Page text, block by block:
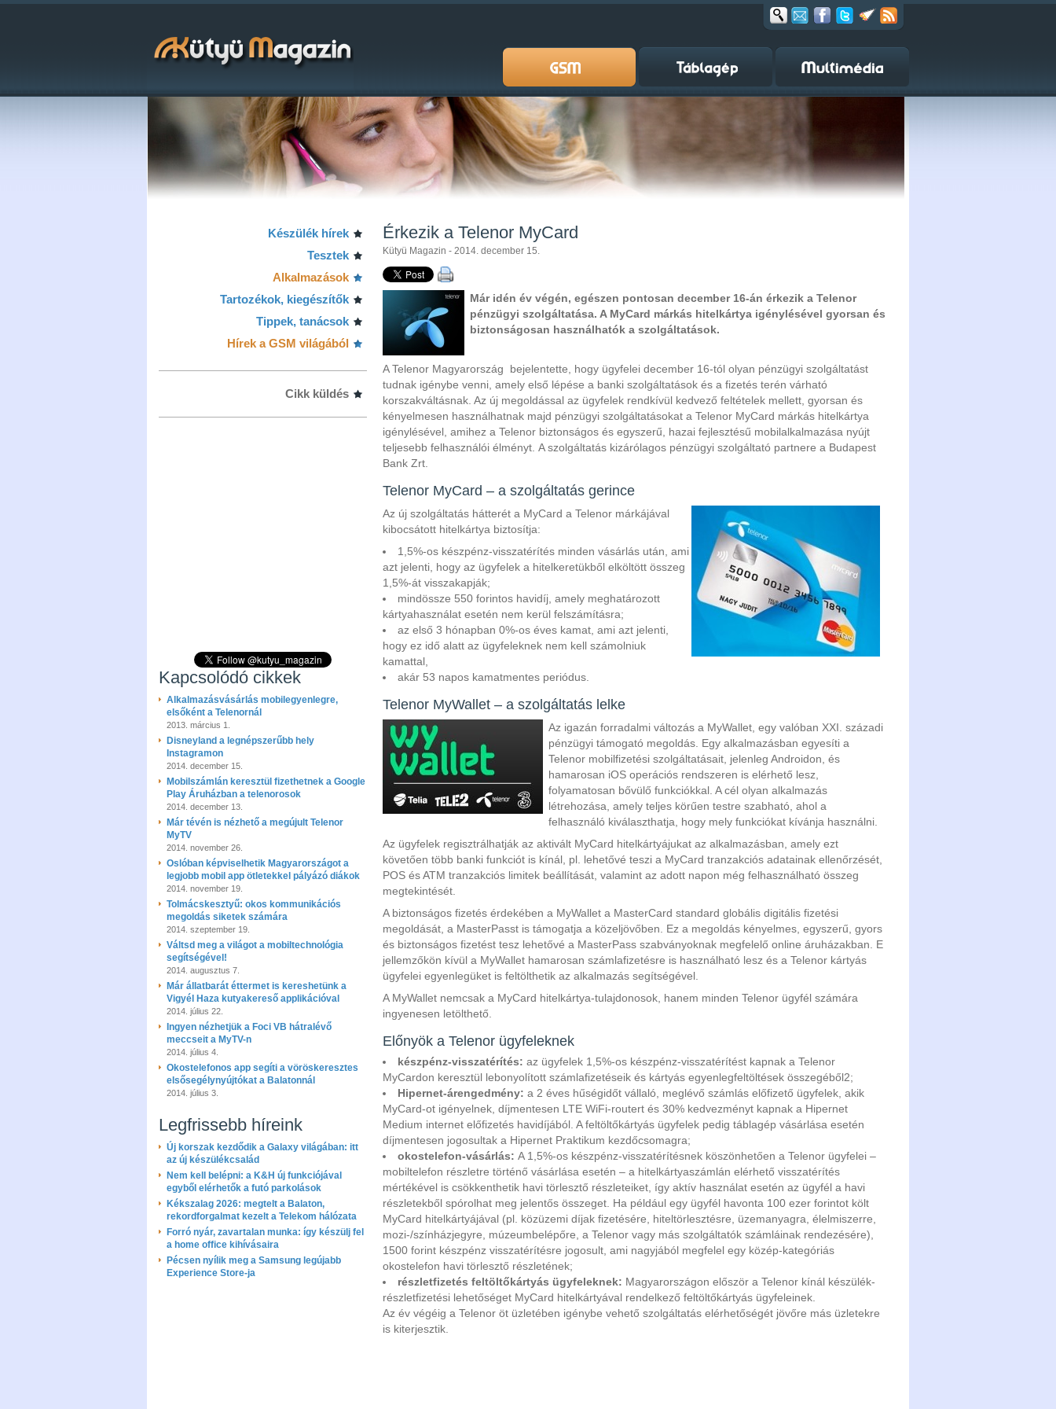
Készülék hírek
Tesztek
Alkalmazások
Tartozékok, kiegészítők
Tippek, tanácsok
Hírek a GSM világából
Cikk küldés
Kapcsolódó cikkek
Alkalmazásvásárlás mobilegyenlegre,
elsőként a Telenornál
2013. március 1.
Disneyland a legnépszerűbb hely
Instagramon
2014. december 15.
Mobilszámlán keresztül fizethetnek a Google
Play Áruházban a telenorosok
2014. december 13.
Már tévén is nézhető a megújult Telenor
MyTV
2014. november 26.
Oslóban képviselhetik Magyarországot a
legjobb mobil app ötletekkel pályázó diákok
2014. november 19.
Tolmácskesztyű: okos kommunikációs
megoldás siketek számára
2014. szeptember 19.
Váltsd meg a világot a mobiltechnológia
segítségével!
2014. augusztus 7.
Már állatbarát éttermet is kereshetünk a
Vigyél Haza kutyakereső applikációval
2014. július 22.
Ingyen nézhetjük a Foci VB hátralévő
meccseit a MyTV-n
2014. július 4.
Okostelefonos app segíti a vöröskeresztes
elsősegélynyújtókat a Balatonnál
2014. július 3.
Legfrissebb híreink
Új korszak kezdődik a Galaxy világában: itt
az új készülékcsalád
Nem kell belépni: a K&H új funkciójával
egyből elérhetők a futó parkolások
Kékszalag 2026: megtelt a Balaton,
rekordforgalmat kezelt a Telekom hálózata
Forró nyár, zavartalan munka: így készülj fel
a home office kihívásaira
Pécsen nyílik meg a Samsung legújabb
Experience Store-ja
Érkezik a Telenor MyCard
Kütyü Magazin - 2014. december 15.
Már idén év végén, egészen pontosan december 16-án érkezik a Telenor
pénzügyi szolgáltatása. A MyCard márkás hitelkártya igénylésével gyorsan és
biztonságosan használhatók a szolgáltatások.
A Telenor Magyarország bejelentette, hogy ügyfelei december 16-tól olyan pénzügyi szolgáltatást
tudnak igénybe venni, amely első lépése a banki szolgáltatások és a fizetés terén várható
korszakváltásnak. Az új megoldással az ügyfelek rendkívül kedvező feltételek mellett, gyorsan és
kényelmesen használhatnak majd pénzügyi szolgáltatásokat a Telenor MyCard márkás hitelkártya
igénylésével, amihez a Telenor biztonságos és egyszerű, hazai fejlesztésű mobilalkalmazása nyújt
teljesebb felhasználói élményt. A szolgáltatás kizárólagos pénzügyi szolgáltató partnere a Budapest
Bank Zrt.
Telenor MyCard – a szolgáltatás gerince
Az új szolgáltatás hátterét a MyCard a Telenor márkájával
kibocsátott hitelkártya biztosítja:
1,5%-os készpénz-visszatérítés minden vásárlás után, ami
azt jelenti, hogy az ügyfelek a hitelkeretükből elköltött összeg
1,5%-át visszakapják;
mindössze 550 forintos havidíj, amely meghatározott
kártyahasználat esetén nem kerül felszámításra;
az első 3 hónapban 0%-os éves kamat, ami azt jelenti,
hogy ez idő alatt az ügyfeleknek nem kell számolniuk
kamattal,
akár 53 napos kamatmentes periódus.
Telenor MyWallet – a szolgáltatás lelke
Az igazán forradalmi változás a MyWallet, egy valóban XXI. századi
pénzügyi támogató megoldás. Egy alkalmazásban egyesíti a
Telenor mobilfizetési szolgáltatásait, jelenleg Androidon, és
hamarosan iOS operációs rendszeren is elérhető lesz,
folyamatosan bővülő funkciókkal. A cél olyan alkalmazás
létrehozása, amely teljes körűen testre szabható, ahol a
felhasználó kiválaszthatja, hogy mely funkciókat kívánja használni.
Az ügyfelek regisztrálhatják az aktivált MyCard hitelkártyájukat az alkalmazásban, amely ezt
követően több banki funkciót is kínál, pl. lehetővé teszi a MyCard tranzakciós adatainak ellenőrzését,
POS és ATM tranzakciós limitek beállítását, valamint az adott napon még felhasználható összeg
megtekintését.
A biztonságos fizetés érdekében a MyWallet a MasterCard standard globális digitális fizetési
megoldását, a MasterPasst is támogatja a közeljövőben. Ez a megoldás kényelmes, egyszerű, gyors
és biztonságos fizetést tesz lehetővé a MasterPass szabványoknak megfelelő online áruházakban. E
jellemzőkön kívül a MyWallet hamarosan számlafizetésre is használható lesz és a Telenor kártyás
ügyfelei egyenlegüket is feltölthetik az alkalmazás segítségével.
A MyWallet nemcsak a MyCard hitelkártya-tulajdonosok, hanem minden Telenor ügyfél számára
ingyenesen letölthető.
Előnyök a Telenor ügyfeleknek
készpénz-visszatérítés: az ügyfelek 1,5%-os készpénz-visszatérítést kapnak a Telenor
MyCardon keresztül lebonyolított számlafizetéseik és kártyás egyenlegfeltöltések összegéből2;
Hipernet-árengedmény: a 2 éves hűségidőt vállaló, meglévő számlás előfizető ügyfelek, akik
MyCard-ot igényelnek, díjmentesen LTE WiFi‑routert és 30% kedvezményt kapnak a Hipernet
Medium internet előfizetés havidíjából. A feltöltőkártyás ügyfelek pedig táblagép vásárlása esetén
díjmentesen jogosultak a Hipernet Praktikum kezdőcsomagra;
okostelefon-vásárlás: A 1,5%-os készpénz-visszatérítésnek köszönhetően a Telenor ügyfelei –
mobiltelefon részletre történő vásárlása esetén – a hitelkártyaszámlán elérhető visszatérítés
mértékével is csökkenthetik havi törlesztő részleteiket, így aktív használat esetén az ügyfél a havi
részletekből spórolhat meg jelentős összeget. Ha például egy ügyfél havonta 100 ezer forintot költ
MyCard hitelkártyájával (pl. közüzemi díjak fizetésére, hiteltörlesztésre, üzemanyagra, élelmiszerre,
mozi-/színházjegyre, múzeumbelépőre, a Telenor vagy más szolgáltatók számláinak rendezésére),
1500 forint készpénz visszatérítésre jogosult, ami nagyjából megfelel egy közép-kategóriás
okostelefon havi törlesztő részletének;
részletfizetés feltöltőkártyás ügyfeleknek: Magyarországon először a Telenor kínál készülék-
részletfizetési lehetőséget MyCard hitelkártyával rendelkező feltöltőkártyás ügyfeleinek.
Az év végéig a Telenor öt üzletében igénybe vehető szolgáltatás elérhetőségét jövőre más üzletekre
is kiterjesztik.